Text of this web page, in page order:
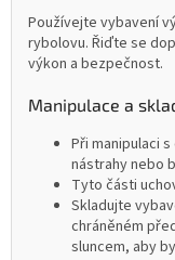
Používejte vybavení
rybolovu. Řiďte se
výkon a bezpečnost.
Manipulace a
Při manipulaci
nástrahy nebo
Tyto části
Skladujte
chráněném
sluncem, aby